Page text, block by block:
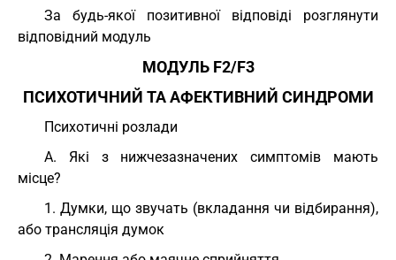
За будь-якої позитивної відповіді розглянути
відповідний модуль
МОДУЛЬ F2/F3
ПСИХОТИЧНИЙ ТА АФЕКТИВНИЙ СИНДРОМИ
Психотичні розлади
А. Які з нижчезазначених симптомів мають
місце?
1. Думки, що звучать (вкладання чи відбирання),
або трансляція думок